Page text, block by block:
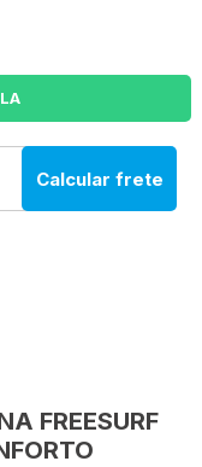
Calcular frete
FREESURF